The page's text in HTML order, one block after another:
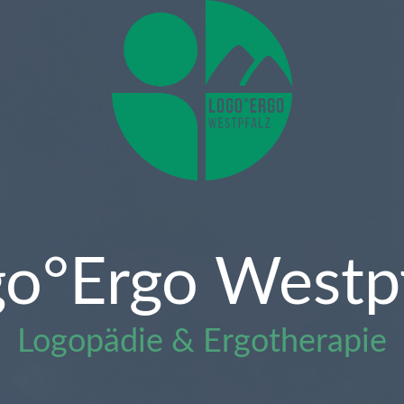
Logopädie & Ergotherapie